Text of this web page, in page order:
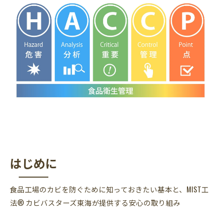
MIST工法®カビバスターズ東海の導入事例
まとめ
はじめに
食品工場のカビを防ぐために知っておきたい基本と、MIST工
法® カビバスターズ東海が提供する安心の取り組み